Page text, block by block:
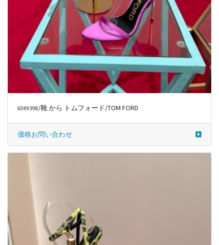
6049398/靴 から トムフォード/TOM FORD
価格お問い合わせ